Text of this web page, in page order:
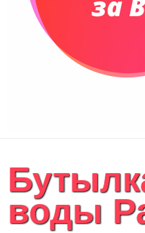
Сумки для
Несессеры и
Сумки дорожные
Текстиль для
Кухонные
Кухонный
воды